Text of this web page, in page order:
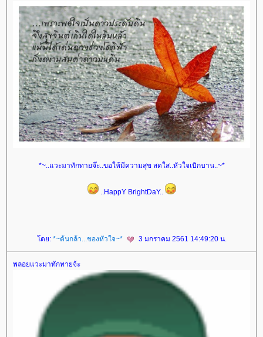
*~..แวะมาทักทายจ๊ะ..ขอให้มีความสุข สดใส..หัวใจเบิกบาน..~*
..HappY BrightDaY..
ดย: *~ต้นกล้า...ของหัวใจ~* 3 มกราคม 2561 14:49:20 น.
พลอยแวะมาทักทายจ้ะ